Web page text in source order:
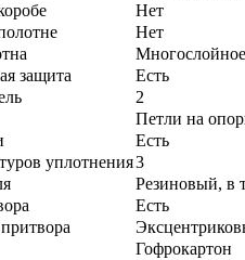
Нет
Нет
защита
Есть
2
Петли на
Есть
уплотнения3
Резиновый, в
Есть
Гофрокартон